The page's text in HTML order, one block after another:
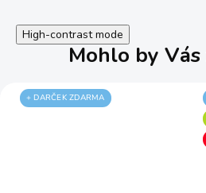
High-contrast mode
Mohlo by
+ DARČEK ZDARMA